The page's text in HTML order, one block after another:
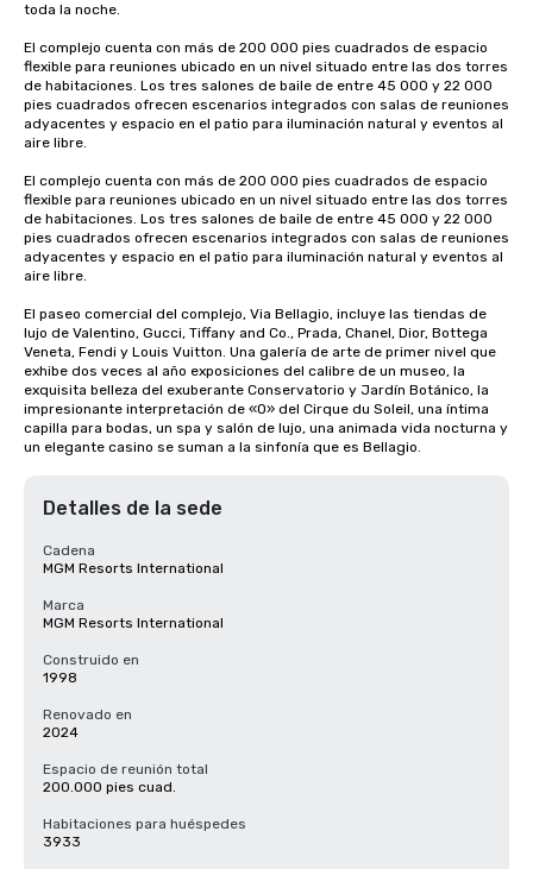
toda la noche.
El complejo cuenta con más de 200 000 pies cuadrados de espacio
flexible para reuniones ubicado en un nivel situado entre las dos torres
de habitaciones. Los tres salones de baile de entre 45 000 y 22 000
pies cuadrados ofrecen escenarios integrados con salas de reuniones
adyacentes y espacio en el patio para iluminación natural y eventos al
aire libre.
El complejo cuenta con más de 200 000 pies cuadrados de espacio
flexible para reuniones ubicado en un nivel situado entre las dos torres
de habitaciones. Los tres salones de baile de entre 45 000 y 22 000
pies cuadrados ofrecen escenarios integrados con salas de reuniones
adyacentes y espacio en el patio para iluminación natural y eventos al
aire libre.
El paseo comercial del complejo, Via Bellagio, incluye las tiendas de
lujo de Valentino, Gucci, Tiffany and Co., Prada, Chanel, Dior, Bottega
Veneta, Fendi y Louis Vuitton. Una galería de arte de primer nivel que
exhibe dos veces al año exposiciones del calibre de un museo, la
exquisita belleza del exuberante Conservatorio y Jardín Botánico, la
impresionante interpretación de «O» del Cirque du Soleil, una íntima
capilla para bodas, un spa y salón de lujo, una animada vida nocturna y
un elegante casino se suman a la sinfonía que es Bellagio.
Detalles de la sede
Cadena
MGM Resorts International
Marca
MGM Resorts International
Construido en
1998
Renovado en
2024
Espacio de reunión total
200.000 pies cuad.
Habitaciones para huéspedes
3933